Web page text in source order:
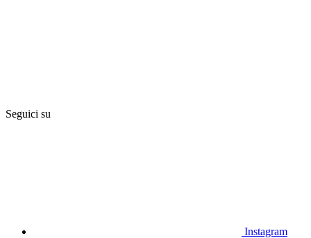
Seguici su
Instagram